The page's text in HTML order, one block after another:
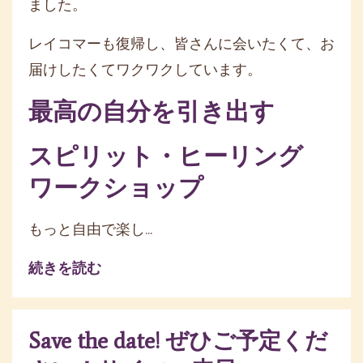
ました。
レイコマーも復帰し、皆さんに会いたくて、お
届けしたくてワクワクしています。
最高の自分を引き出す
スピリット・ヒーリング
ワークショップ
もっと自由で楽し...
続きを読む
Save the date! ぜひご予定くだ